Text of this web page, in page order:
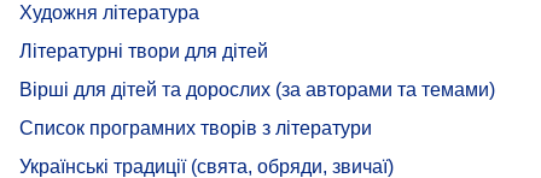
Художня література
Літературні твори для дітей
Вірші для дітей та дорослих (за авторами та темами)
Список програмних творів з літератури
Українські традиції (свята, обряди, звичаї)